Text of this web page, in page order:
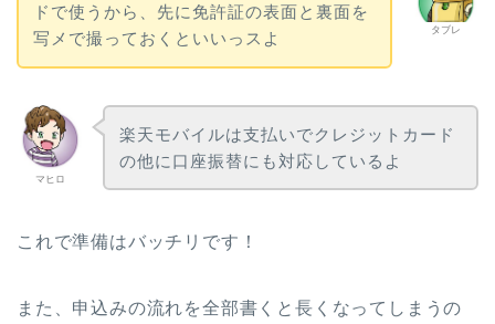
タブレ
ドで使うから、先に免許証の表面と裏面を
写メで撮っておくといいっスよ
マヒロ
楽天モバイルは支払いでクレジットカード
の他に口座振替にも対応しているよ
これで準備はバッチリです！
また、申込みの流れを全部書くと長くなってしまうの